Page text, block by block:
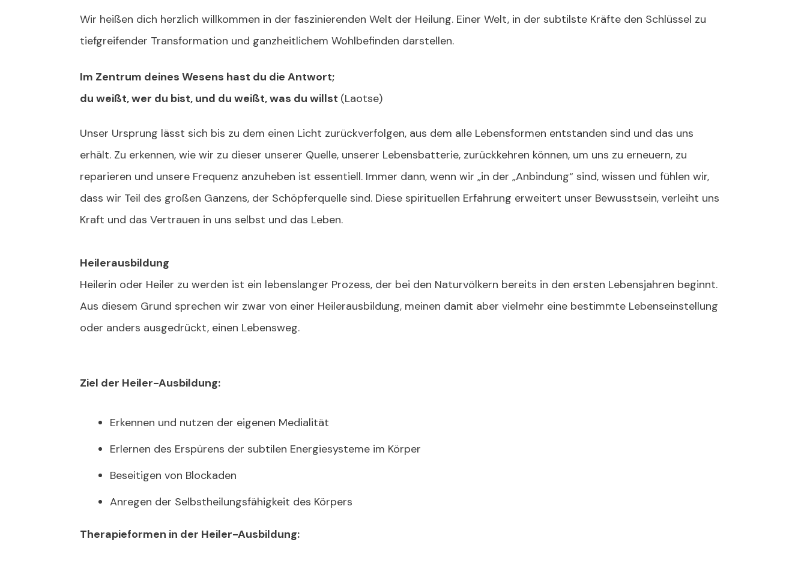
Wir heißen dich herzlich willkommen in der faszinierenden Welt der Heilung. Einer Welt, in der subtilste Kräfte den Schlüssel zu
tiefgreifender Transformation und ganzheitlichem Wohlbefinden darstellen.
Im Zentrum deines Wesens hast du die Antwort;
du weißt, wer du bist, und du weißt, was du willst (Laotse)
Unser Ursprung lässt sich bis zu dem einen Licht zurückverfolgen, aus dem alle Lebensformen entstanden sind und das uns
erhält. Zu erkennen, wie wir zu dieser unserer Quelle, unserer Lebensbatterie, zurückkehren können, um uns zu erneuern, zu
reparieren und unsere Frequenz anzuheben ist essentiell. Immer dann, wenn wir „in der „Anbindung“ sind, wissen und fühlen wir,
dass wir Teil des großen Ganzens, der Schöpferquelle sind. Diese spirituellen Erfahrung erweitert unser Bewusstsein, verleiht uns
Kraft und das Vertrauen in uns selbst und das Leben.
Heilerausbildung
Heilerin oder Heiler zu werden ist ein lebenslanger Prozess, der bei den Naturvölkern bereits in den ersten Lebensjahren beginnt.
Aus diesem Grund sprechen wir zwar von einer Heilerausbildung, meinen damit aber vielmehr eine bestimmte Lebenseinstellung
oder anders ausgedrückt, einen Lebensweg.
Ziel der Heiler-Ausbildung:
Erkennen und nutzen der eigenen Medialität
Erlernen des Erspürens der subtilen Energiesysteme im Körper
Beseitigen von Blockaden
Anregen der Selbstheilungsfähigkeit des Körpers
Therapieformen in der Heiler-Ausbildung: